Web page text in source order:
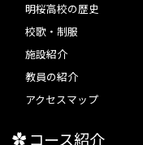
明桜高校の歴史
校歌・制服
施設紹介
教員の紹介
アクセスマップ
コース紹介